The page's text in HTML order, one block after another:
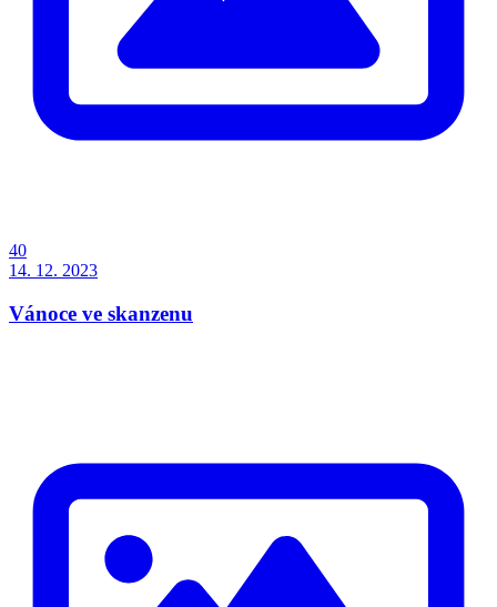
40
14. 12. 2023
Vánoce ve skanzenu